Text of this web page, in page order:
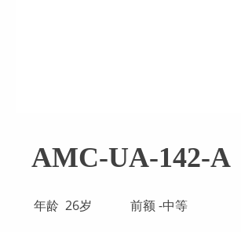
AMC-UA-142-A
年龄 26岁 前额 -中等